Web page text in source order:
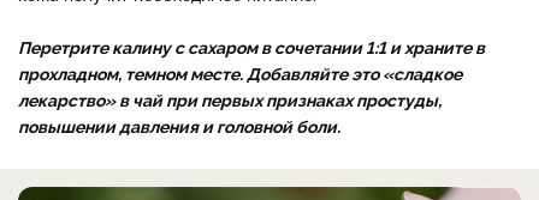
Перетрите калину с сахаром в сочетании 1:1 и храните в
прохладном, темном месте. Добавляйте это «сладкое
лекарство» в чай при первых признаках простуды,
повышении давления и головной боли.